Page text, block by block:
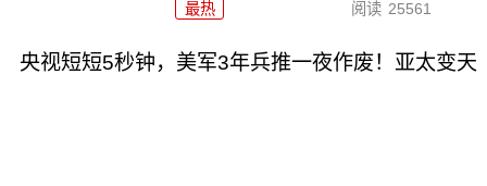
最热 阅读 25561
央视短短5秒钟，美军3年兵推一夜作废！亚太变天